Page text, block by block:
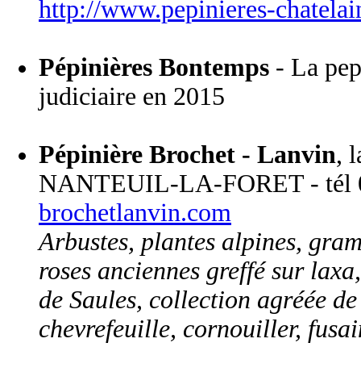
http://www.pepinieres-
Pépinières Bontemps - La
judiciaire en 2015
Pépinière Brochet - Lanvin,
NANTEUIL-LA-FORET - tél
brochetlanvin.com
Arbustes, plantes alpines,
roses anciennes greffé sur
de Saules, collection agréée
chevrefeuille, cornouiller,